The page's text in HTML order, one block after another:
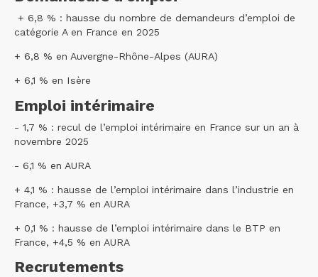
+ 6,8 % : hausse du nombre de demandeurs d’emploi de
catégorie A en France en 2025
+ 6,8 % en Auvergne-Rhône-Alpes (AURA)
+ 6,1 % en Isère
Emploi intérimaire
- 1,7 % : recul de l’emploi intérimaire en France sur un an à
novembre 2025
- 6,1 % en AURA
+ 4,1 % : hausse de l’emploi intérimaire dans l’industrie en
France, +3,7 % en AURA
+ 0,1 % : hausse de l’emploi intérimaire dans le BTP en
France, +4,5 % en AURA
Recrutements